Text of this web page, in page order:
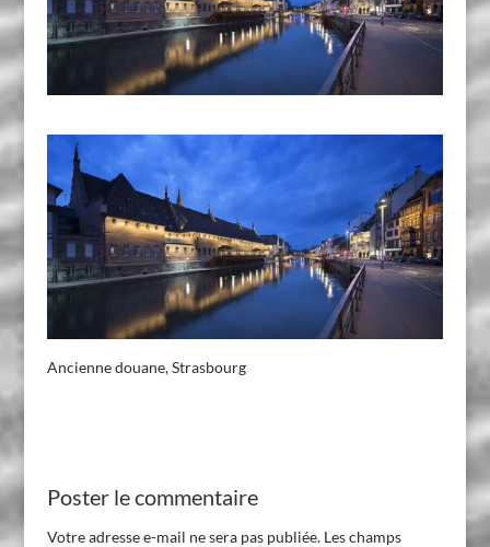
Ancienne douane, Strasbourg
Poster le commentaire
Votre adresse e-mail ne sera pas publiée. Les champs